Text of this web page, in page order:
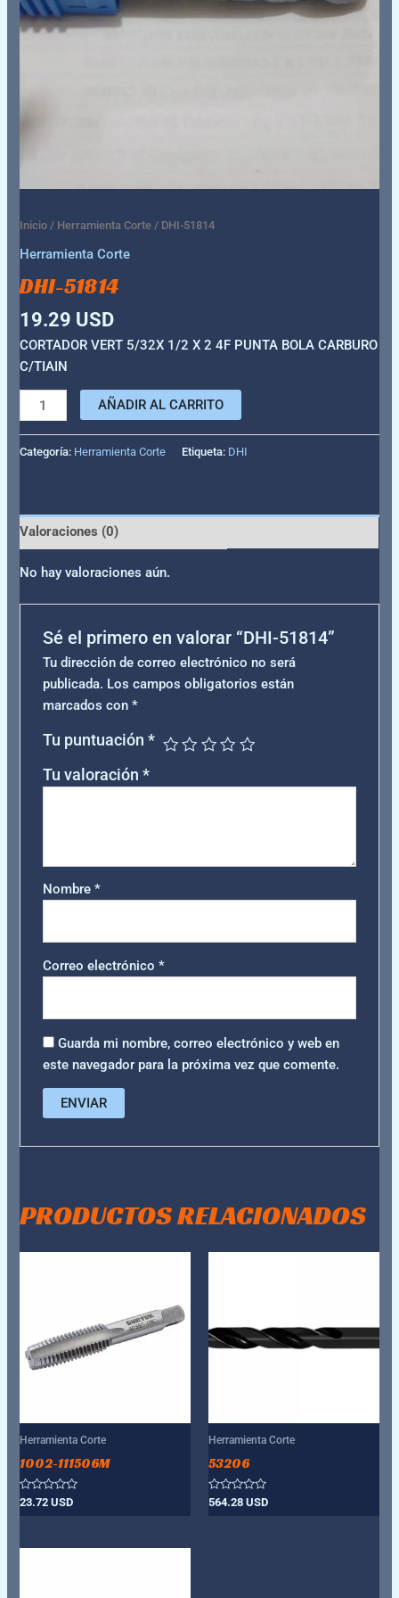
Inicio / Herramienta Corte / DHI-51814
Herramienta Corte
DHI-51814
19.29 USD
CORTADOR VERT 5/32X 1/2 X 2 4F PUNTA BOLA CARBURO
C/TIAIN
AÑADIR AL CARRITO
Categoría: Herramienta Corte Etiqueta: DHI
Valoraciones (0)
No hay valoraciones aún.
Sé el primero en valorar “DHI-51814”
Tu dirección de correo electrónico no será
publicada. Los campos obligatorios están
marcados con *
Tu puntuación *
Tu valoración *
Nombre *
Correo electrónico *
Guarda mi nombre, correo electrónico y web en
este navegador para la próxima vez que comente.
PRODUCTOS RELACIONADOS
Herramienta Corte
1002-111506M
Valorado
23.72USD
Herramienta Corte
53206
Valorado
564.28 USD